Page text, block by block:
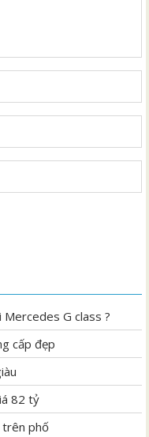
G class ?
cấp đẹp
82 tỷ
trên phố